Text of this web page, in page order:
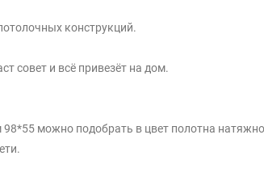
конструкций.
совет и всё привезёт на дом.
можно подобрать в цвет полотна